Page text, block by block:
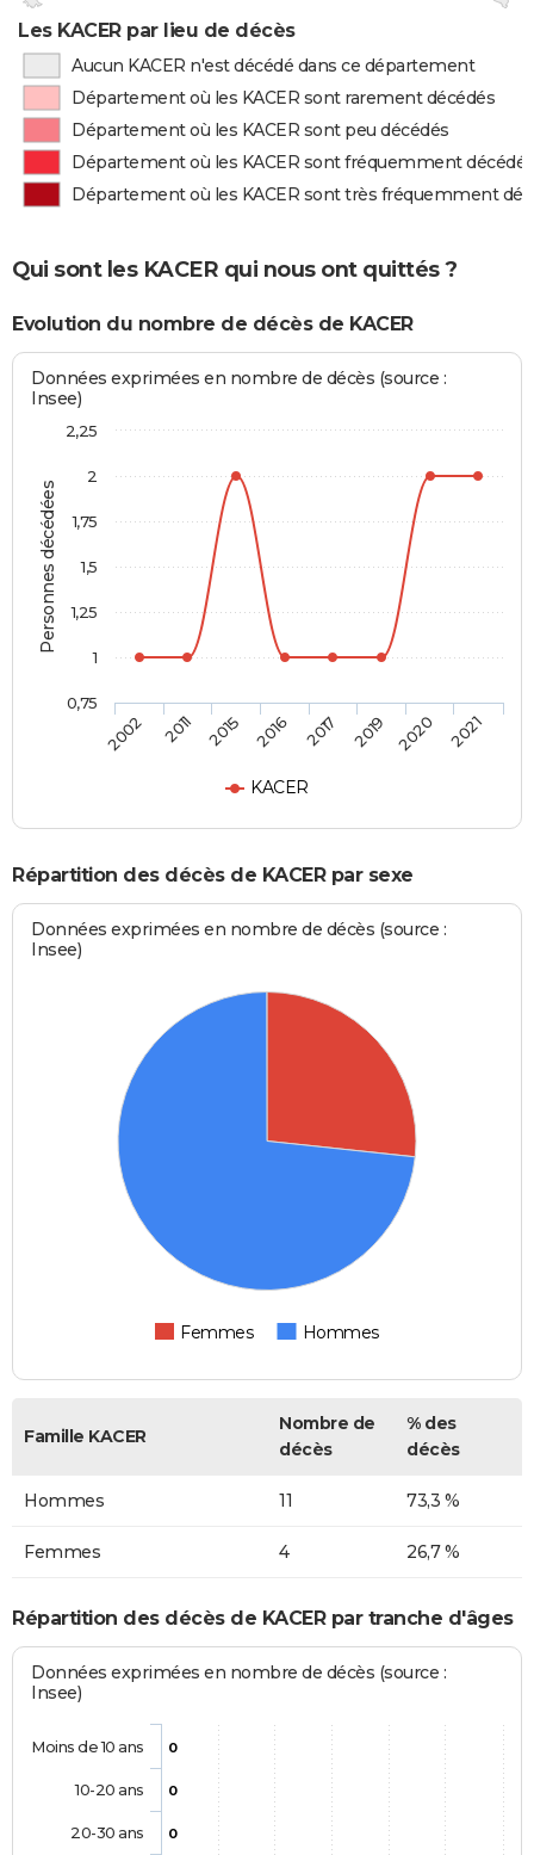
Les KACER par lieu de décès
Aucun KACER n'est décédé dans ce département
Département où les KACER sont rarement décédés
Département où les KACER sont peu décédés
Département où les KACER sont fréquemment décédés
Département où les KACER sont très fréquemment
Qui sont les KACER qui nous ont quittés ?
Evolution du nombre de décès de KACER
Personnes décédées
Données exprimées en nombre de décès (source :
Insee)
KACER
2002 2011 2015 2016 2017 2019 2020 2021
0,75
1
1,25
1,5
1,75
2
2,25
Répartition des décès de KACER par sexe
Données exprimées en nombre de décès (source :
Insee)
Femmes Hommes
Famille KACER
Nombre de
décès
% des
décès
Hommes 11 73,3 %
Femmes 4 26,7 %
Répartition des décès de KACER par tranche d'âges
Données exprimées en nombre de décès (source :
Insee)
0
0
0
Moins de 10 ans
10-20 ans
20-30 ans